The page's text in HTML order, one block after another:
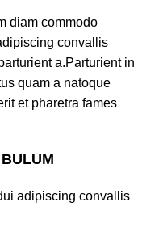
diam commodo
convallis
a.Parturient in
quam a natoque
et pharetra fames
adipiscing convallis